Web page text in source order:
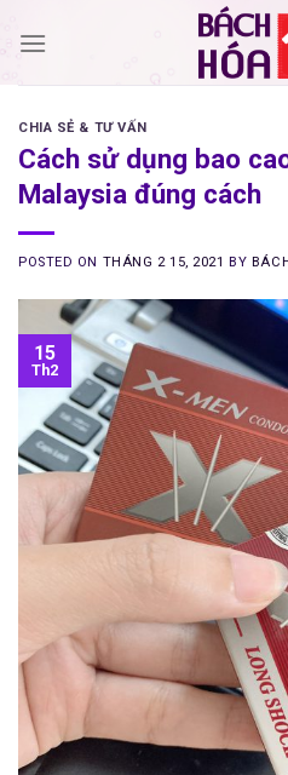
CHIA SẺ & TƯ VẤN
Cách sử dụng bao
Malaysia đúng cách
POSTED ON THÁNG 2 15, 2021 BY
15
Th2